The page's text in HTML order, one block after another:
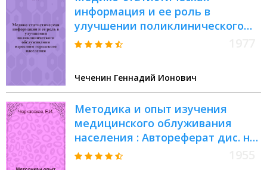
информация и ее роль в
улучшении поликлинического
обслуживания взрослого
мед. наук : (14.00.33)
Чеченин Геннадий Ионович
Методика и опыт изучения
медицинского облуживания
населения : Автореферат дис. на
соискание учен. степ. канд. мед.